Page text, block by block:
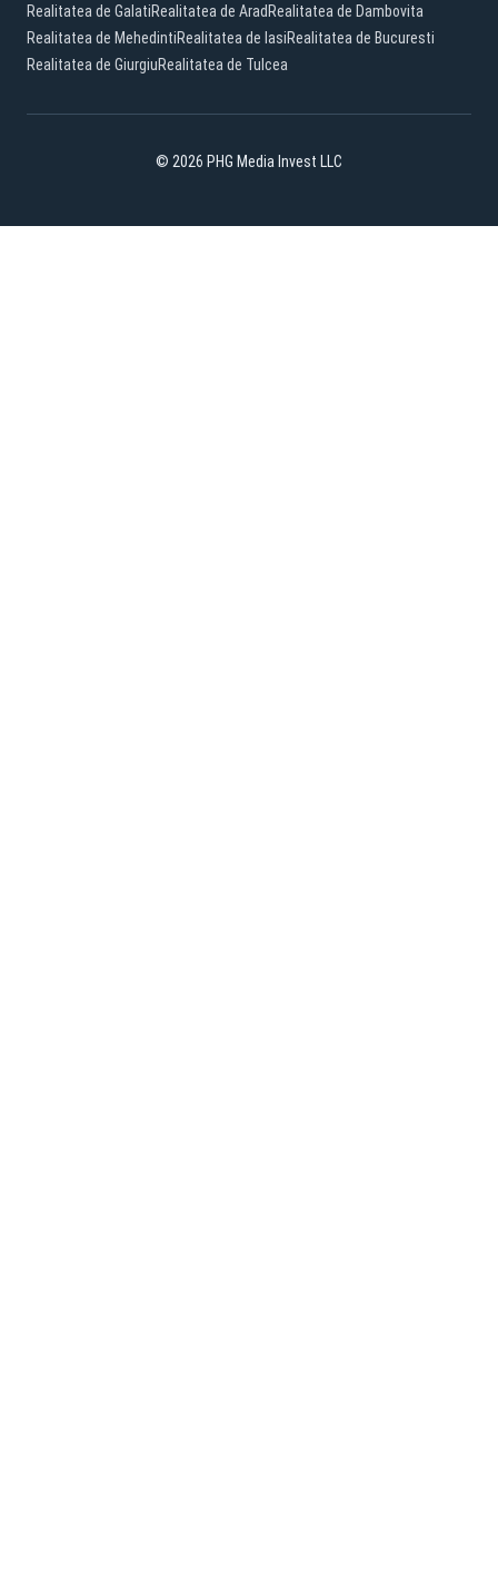
Realitatea de GalatiRealitatea de AradRealitatea de Dambovita
Realitatea de MehedintiRealitatea de IasiRealitatea de Bucuresti
Realitatea de GiurgiuRealitatea de Tulcea
© 2026 PHG Media Invest LLC